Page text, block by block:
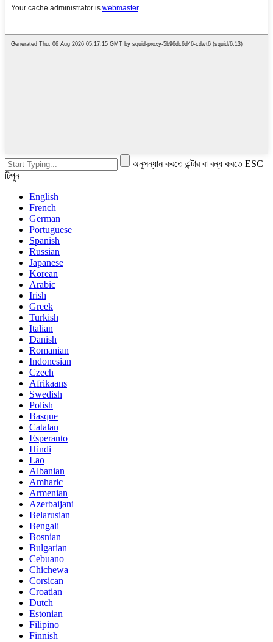
অনুসন্ধান করতে এন্টার বা বন্ধ করতে ESC
টিপুন
English
French
German
Portuguese
Spanish
Russian
Japanese
Korean
Arabic
Irish
Greek
Turkish
Italian
Danish
Romanian
Indonesian
Czech
Afrikaans
Swedish
Polish
Basque
Catalan
Esperanto
Hindi
Lao
Albanian
Amharic
Armenian
Azerbaijani
Belarusian
Bengali
Bosnian
Bulgarian
Cebuano
Chichewa
Corsican
Croatian
Dutch
Estonian
Filipino
Finnish